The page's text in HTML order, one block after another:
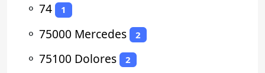
⚬ 74 1
⚬ 75000 Mercedes 2
⚬ 75100 Dolores 2